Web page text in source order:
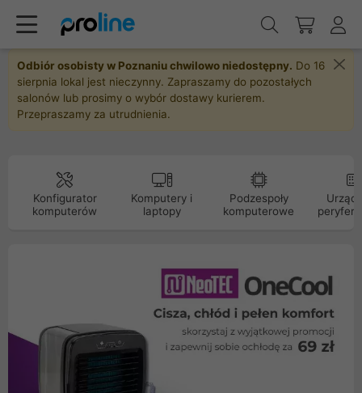
Odbiór osobisty w Poznaniu chwilowo niedostępny. Do 16
sierpnia lokal jest nieczynny. Zapraszamy do pozostałych
salonów lub prosimy o wybór dostawy kurierem.
Przepraszamy za utrudnienia.
Konfigurator
komputerów
Komputery i
laptopy
Podzespoły
komputerowe